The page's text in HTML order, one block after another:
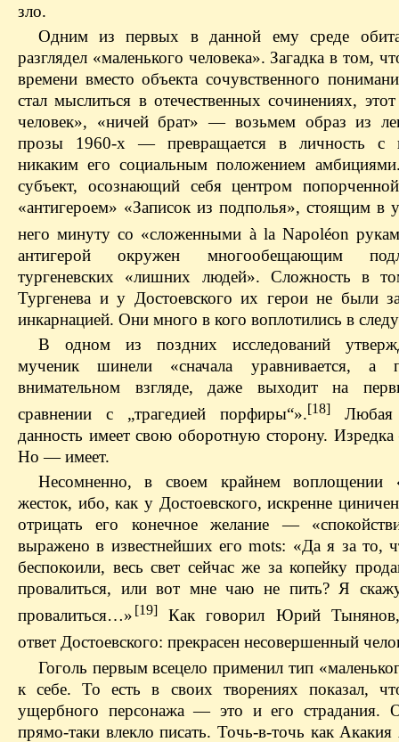
зло.
Одним из первых в данной ему среде
разглядел «маленького человека». Загадка в том,
времени вместо объекта сочувственного
стал мыслиться в отечественных сочинениях,
человек», «ничей брат» — возьмем образ из
прозы 1960-х — превращается в личность с
никаким его социальным положением
субъект, осознающий себя центром
«антигероем» «Записок из подполья», стоящим в
него минуту со «сложенными à la Napoléon
антигерой окружен многообещающим
тургеневских «лишних людей». Сложность в
Тургенева и у Достоевского их герои не были
инкарнацией. Они много в кого воплотились в
В одном из поздних исследований
мученик шинели «сначала уравнивается, а
внимательном взгляде, даже выходит на
сравнении с „трагедией порфиры“».[18]
Любая
данность имеет свою оборотную сторону.
Но — имеет.
Несомненно, в своем крайнем воплощении
жесток, ибо, как у Достоевского, искренне
отрицать его конечное желание —
выражено в известнейших его mots: «Да я за то,
беспокоили, весь свет сейчас же за копейку
провалиться, или вот мне чаю не пить? Я
провалиться…» [19]
Как говорил Юрий
ответ Достоевского: прекрасен несовершенный
Гоголь первым всецело применил тип
к себе. То есть в своих творениях показал,
ущербного персонажа — это и его страдания.
прямо-таки влекло писать. Точь-в-точь как Акакия